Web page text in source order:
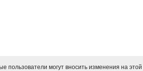
пользователи могут вносить изменения на